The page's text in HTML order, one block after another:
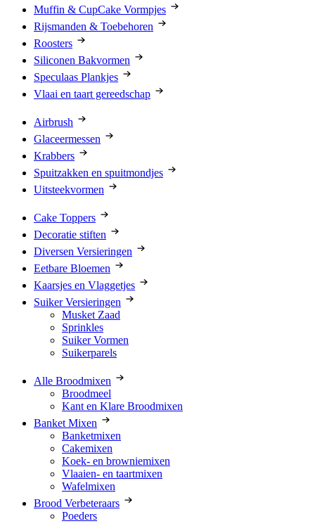
Muffin & CupCake Vormpjes
Rijsmanden & Toebehoren
Roosters
Siliconen Bakvormen
Speculaas Plankjes
Vlaai en taart gereedschap
Airbrush
Glaceermessen
Krabbers
Spuitzakken en spuitmondjes
Uitsteekvormen
Cake Toppers
Decoratie stiften
Diversen Versieringen
Eetbare Bloemen
Kaarsjes en Vlaggetjes
Suiker Versieringen
Musket Zaad
Sprinkles
Suiker Vormen
Suikerparels
Alle Broodmixen
Broodmeel
Kant en Klare Broodmixen
Banket Mixen
Banketmixen
Cakemixen
Koek- en browniemixen
Vlaaien- en taartmixen
Wafelmixen
Brood Verbeteraars
Poeders